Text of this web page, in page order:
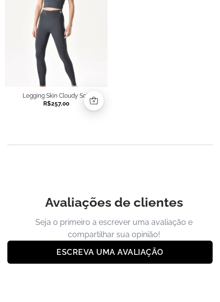
Legging Skin Cloudy Soft
R$257,00
Avaliações de clientes
Seja o primeiro a escrever uma avaliação e
compartilhar sua opinião!
ESCREVA UMA AVALIAÇÃO